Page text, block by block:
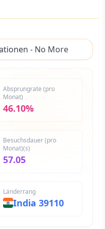
- No More
Absprungrate (pro
Monat)
46.10%
Besuchsdauer (pro
Monat)(s)
57.05
Länderrang
India 39110